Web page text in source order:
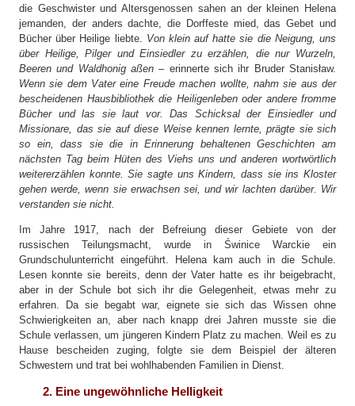
die Geschwister und Altersgenossen sahen an der kleinen Helena
jemanden, der anders dachte, die Dorffeste mied, das Gebet und
Bücher über Heilige liebte. Von klein auf hatte sie die Neigung, uns
über Heilige, Pilger und Einsiedler zu erzählen, die nur Wurzeln,
Beeren und Waldhonig aßen – erinnerte sich ihr Bruder Stanisław.
Wenn sie dem Vater eine Freude machen wollte, nahm sie aus der
bescheidenen Hausbibliothek die Heiligenleben oder andere fromme
Bücher und las sie laut vor. Das Schicksal der Einsiedler und
Missionare, das sie auf diese Weise kennen lernte, prägte sie sich
so ein, dass sie die in Erinnerung behaltenen Geschichten am
nächsten Tag beim Hüten des Viehs uns und anderen wortwörtlich
weitererzählen konnte. Sie sagte uns Kindern, dass sie ins Kloster
gehen werde, wenn sie erwachsen sei, und wir lachten darüber. Wir
verstanden sie nicht.
Im Jahre 1917, nach der Befreiung dieser Gebiete von der
russischen Teilungsmacht, wurde in Świnice Warckie ein
Grundschulunterricht eingeführt. Helena kam auch in die Schule.
Lesen konnte sie bereits, denn der Vater hatte es ihr beigebracht,
aber in der Schule bot sich ihr die Gelegenheit, etwas mehr zu
erfahren. Da sie begabt war, eignete sie sich das Wissen ohne
Schwierigkeiten an, aber nach knapp drei Jahren musste sie die
Schule verlassen, um jüngeren Kindern Platz zu machen. Weil es zu
Hause bescheiden zuging, folgte sie dem Beispiel der älteren
Schwestern und trat bei wohlhabenden Familien in Dienst.
2. Eine ungewöhnliche Helligkeit